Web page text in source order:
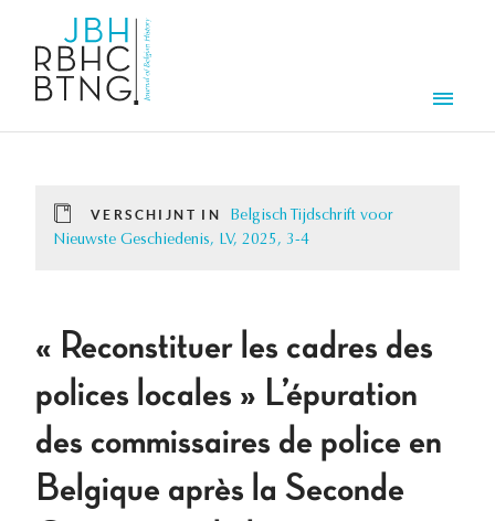
VERSCHIJNT IN
Belgisch Tijdschrift voor
Nieuwste Geschiedenis, LV, 2025, 3-4
« Reconstituer les cadres des
polices locales » L’épuration
des commissaires de police en
Belgique après la Seconde